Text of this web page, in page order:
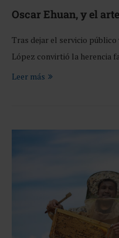
Oscar Ehuan, y el
Tras dejar el servicio público
López convirtió la herencia
Leer más